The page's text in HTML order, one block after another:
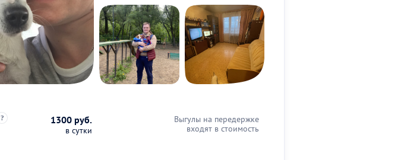
? 1300 руб.
в сутки
Выгулы на передержке
входят в стоимость